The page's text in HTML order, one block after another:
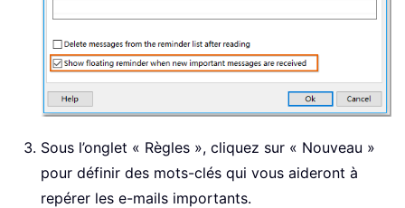
Sous l’onglet « Règles », cliquez sur « Nouveau »
pour définir des mots-clés qui vous aideront à
repérer les e-mails importants.